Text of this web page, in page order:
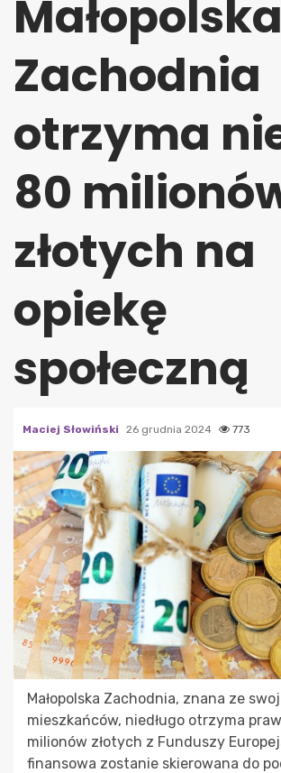
Małopolska
Zachodnia
otrzyma
80
złotych na
opiekę
społeczną
Maciej Słowiński 26 grudnia 2024 773
Małopolska Zachodnia, znana ze
mieszkańców, niedługo otrzyma
milionów złotych z Funduszy
finansowa zostanie skierowana do